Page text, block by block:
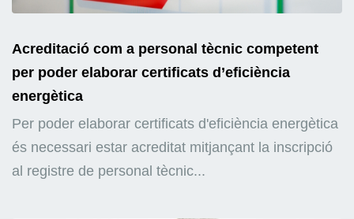
Acreditació com a personal tècnic competent
per poder elaborar certificats d’eficiència
energètica
Per poder elaborar certificats d'eficiència energètica
és necessari estar acreditat mitjançant la inscripció
al registre de personal tècnic...